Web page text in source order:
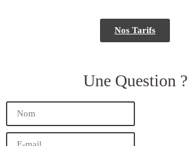
Nos Tarifs
Une Question ?